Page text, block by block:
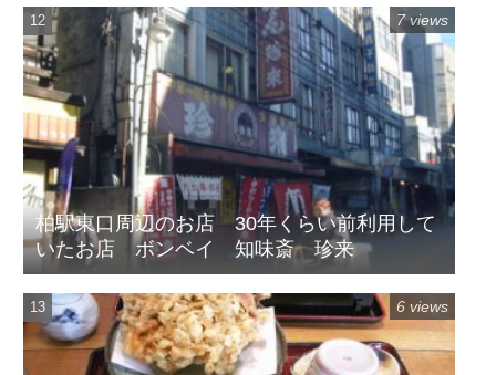
柏駅東口周辺のお店 30年くらい前利用して
いたお店 ボンベイ 知味斎 珍来
7 views
6 views